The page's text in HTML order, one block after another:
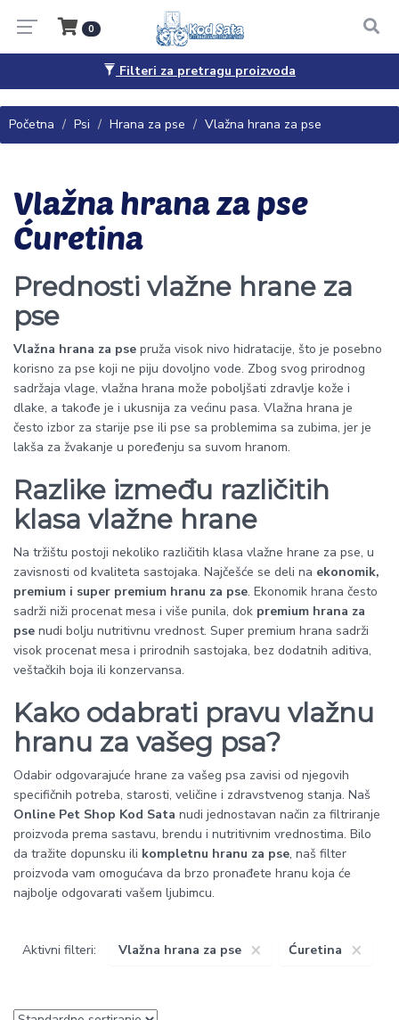
0
Pitanja, saveti i porudžbine 065/4444-040
Početna Psi Hrana za pse Vlažna hrana za pse
Filteri za pretragu proizvoda
Vlažna hrana za pse
Ćuretina
Prednosti vlažne hrane za
pse
Vlažna hrana za pse pruža visok nivo hidratacije, što je posebno
korisno za pse koji ne piju dovoljno vode. Zbog svog prirodnog
sadržaja vlage, vlažna hrana može poboljšati zdravlje kože i
dlake, a takođe je i ukusnija za većinu pasa. Vlažna hrana je
često izbor za starije pse ili pse sa problemima sa zubima, jer je
lakša za žvakanje u poređenju sa suvom hranom.
Razlike između različitih
klasa vlažne hrane
Na tržištu postoji nekoliko različitih klasa vlažne hrane za pse, u
zavisnosti od kvaliteta sastojaka. Najčešće se deli na ekonomik,
premium i super premium hranu za pse. Ekonomik hrana često
sadrži niži procenat mesa i više punila, dok premium hrana za
pse nudi bolju nutritivnu vrednost. Super premium hrana sadrži
visok procenat mesa i prirodnih sastojaka, bez dodatnih aditiva,
veštačkih boja ili konzervansa.
Kako odabrati pravu vlažnu
hranu za vašeg psa?
Odabir odgovarajuće hrane za vašeg psa zavisi od njegovih
specifičnih potreba, starosti, veličine i zdravstvenog stanja. Naš
Online Pet Shop Kod Sata nudi jednostavan način za filtriranje
proizvoda prema sastavu, brendu i nutritivnim vrednostima. Bilo
da tražite dopunsku ili kompletnu hranu za pse, naš filter
proizvoda vam omogućava da brzo pronađete hranu koja će
najbolje odgovarati vašem ljubimcu.
Aktivni filteri: ×
Vlažna hrana za pse ×
Ćuretina